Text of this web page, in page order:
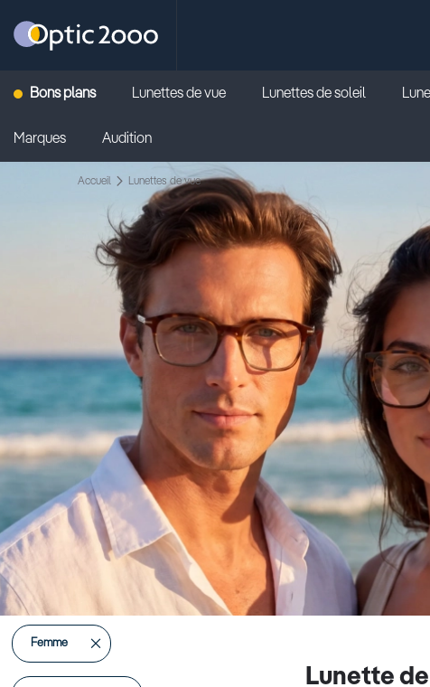
Retour vers la page d'accueil
Bons plans Lunettes de vue Lunettes de soleil
Marques Audition
Accueil Lunettes de vue
Lunette
Femme Supprimer
cet